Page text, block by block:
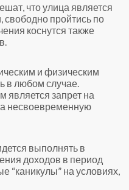
что улица является
пройтись по
коснутся также
и физическим
в любом случае.
запрет на
несвоевременную
выполнять в
доходов в период
“каникулы” на условиях,